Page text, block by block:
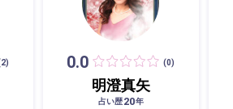
0.0 (0)
明澄真矢
占い歴20年